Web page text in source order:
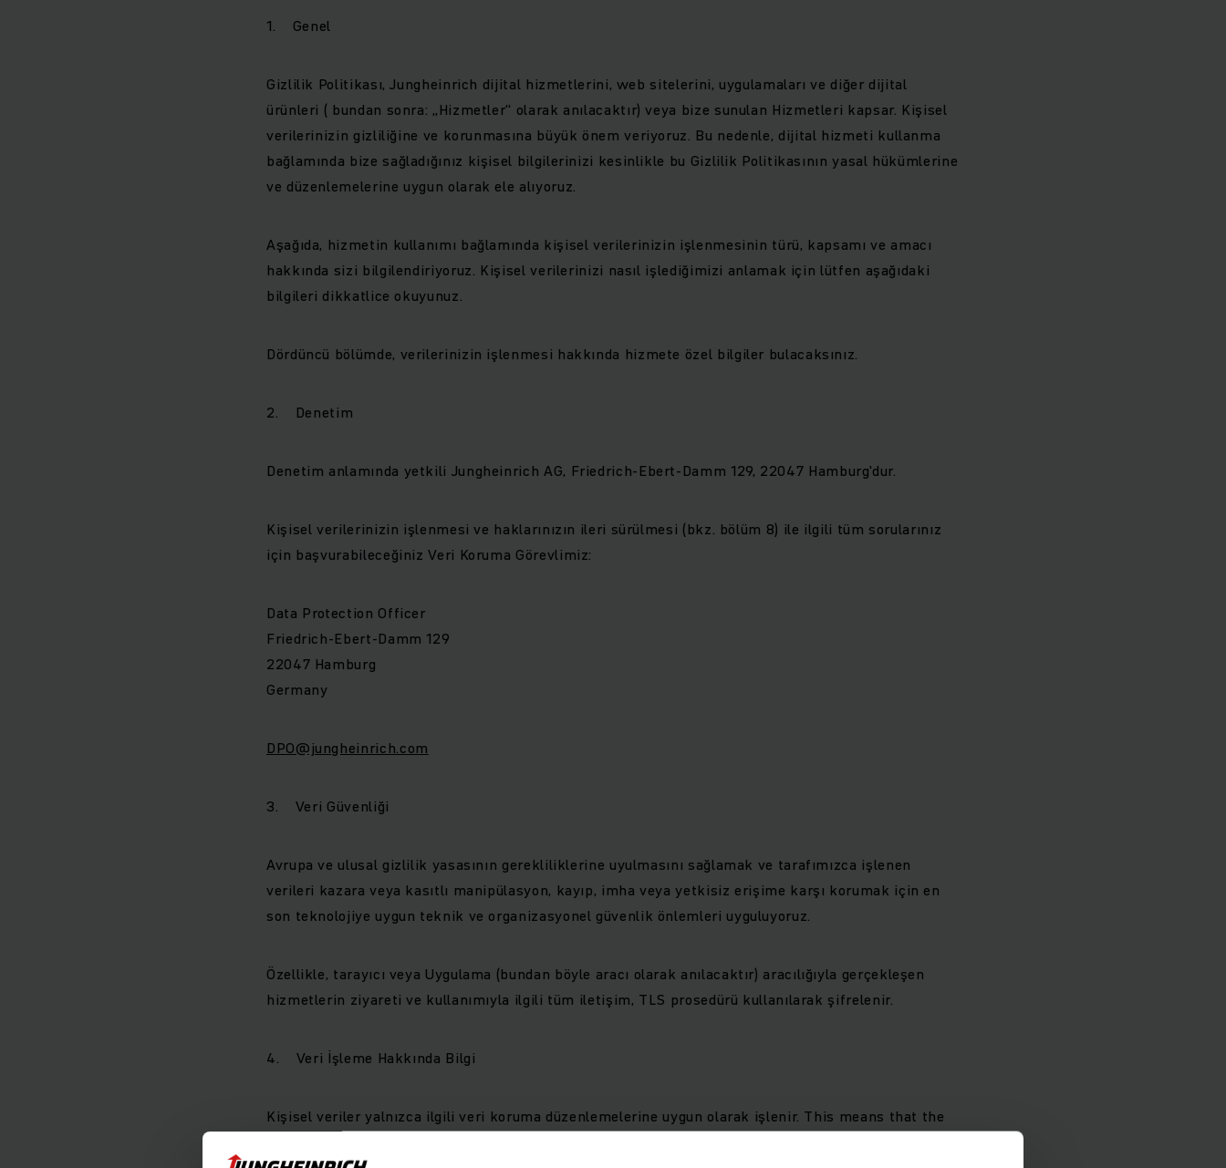
1. Genel
Gizlilik Politikası, Jungheinrich dijital hizmetlerini, web sitelerini, uygulamaları ve diğer dijital
ürünleri ( bundan sonra: „Hizmetler“ olarak anılacaktır) veya bize sunulan Hizmetleri kapsar. Kişisel
verilerinizin gizliliğine ve korunmasına büyük önem veriyoruz. Bu nedenle, dijital hizmeti kullanma
bağlamında bize sağladığınız kişisel bilgilerinizi kesinlikle bu Gizlilik Politikasının yasal hükümlerine
ve düzenlemelerine uygun olarak ele alıyoruz.
Aşağıda, hizmetin kullanımı bağlamında kişisel verilerinizin işlenmesinin türü, kapsamı ve amacı
hakkında sizi bilgilendiriyoruz. Kişisel verilerinizi nasıl işlediğimizi anlamak için lütfen aşağıdaki
bilgileri dikkatlice okuyunuz.
Dördüncü bölümde, verilerinizin işlenmesi hakkında hizmete özel bilgiler bulacaksınız.
2. Denetim
Denetim anlamında yetkili Jungheinrich AG, Friedrich-Ebert-Damm 129, 22047 Hamburg'dur.
Kişisel verilerinizin işlenmesi ve haklarınızın ileri sürülmesi (bkz. bölüm 8) ile ilgili tüm sorularınız
için başvurabileceğiniz Veri Koruma Görevlimiz:
Data Protection Officer
Friedrich-Ebert-Damm 129
22047 Hamburg
Germany
DPO@jungheinrich.com
3. Veri Güvenliği
Avrupa ve ulusal gizlilik yasasının gerekliliklerine uyulmasını sağlamak ve tarafımızca işlenen
verileri kazara veya kasıtlı manipülasyon, kayıp, imha veya yetkisiz erişime karşı korumak için en
son teknolojiye uygun teknik ve organizasyonel güvenlik önlemleri uyguluyoruz.
Özellikle, tarayıcı veya Uygulama (bundan böyle aracı olarak anılacaktır) aracılığıyla gerçekleşen
hizmetlerin ziyareti ve kullanımıyla ilgili tüm iletişim, TLS prosedürü kullanılarak şifrelenir.
4. Veri İşleme Hakkında Bilgi
Kişisel veriler yalnızca ilgili veri koruma düzenlemelerine uygun olarak işlenir. This means that the